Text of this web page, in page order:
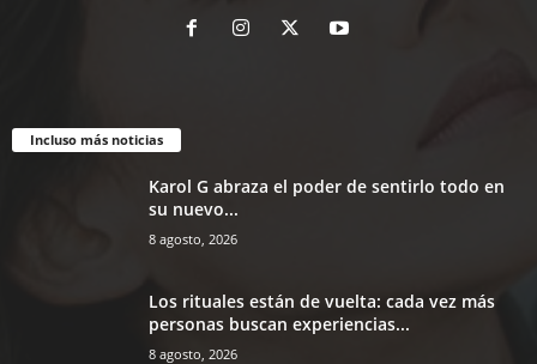
Incluso más noticias
Karol G abraza el poder de sentirlo todo en
su nuevo...
8 agosto, 2026
Los rituales están de vuelta: cada vez más
personas buscan experiencias...
8 agosto, 2026